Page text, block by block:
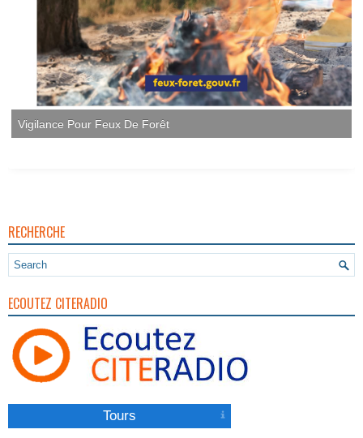
RECHERCHE
ECOUTEZ CITERADIO
Tours